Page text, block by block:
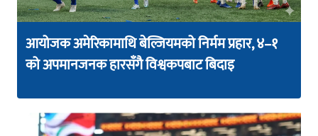
आयोजक अमेरिकामाथि बेल्जियमको निर्मम प्रहार, ४–१
को अपमानजनक हारसँगै विश्वकपबाट बिदाइ